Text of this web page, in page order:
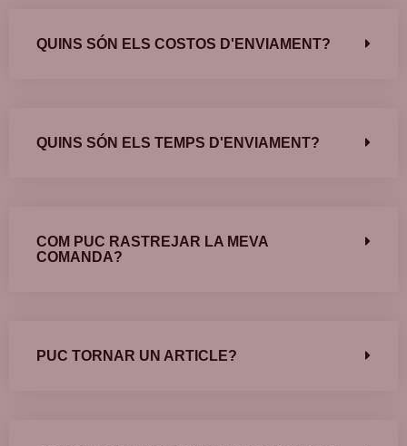
QUINS SÓN ELS COSTOS D'ENVIAMENT?
QUINS SÓN ELS TEMPS D'ENVIAMENT?
COM PUC RASTREJAR LA MEVA
COMANDA?
PUC TORNAR UN ARTICLE?